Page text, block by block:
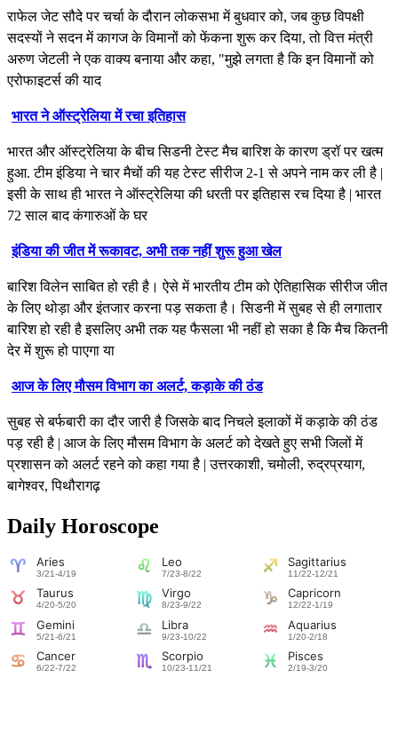
राफेल जेट सौदे पर चर्चा के दौरान लोकसभा में बुधवार को, जब कुछ विपक्षी
सदस्यों ने सदन में कागज के विमानों को फेंकना शुरू कर दिया, तो वित्त मंत्री
अरुण जेटली ने एक वाक्य बनाया और कहा, "मुझे लगता है कि इन विमानों को
एरोफाइटर्स की याद
भारत ने ऑस्ट्रेलिया में रचा इतिहास
भारत और ऑस्ट्रेलिया के बीच सिडनी टेस्ट मैच बारिश के कारण ड्रॉ पर खत्म
हुआ. टीम इंडिया ने चार मैचों की यह टेस्ट सीरीज 2-1 से अपने नाम कर ली है |
इसी के साथ ही भारत ने ऑस्ट्रेलिया की धरती पर इतिहास रच दिया है | भारत
72 साल बाद कंगारुओं के घर
इंडिया की जीत में रूकावट, अभी तक नहीं शुरू हुआ खेल
बारिश विलेन साबित हो रही है। ऐसे में भारतीय टीम को ऐतिहासिक सीरीज जीत
के लिए थोड़ा और इंतजार करना पड़ सकता है। सिडनी में सुबह से ही लगातार
बारिश हो रही है इसलिए अभी तक यह फैसला भी नहीं हो सका है कि मैच कितनी
देर में शुरू हो पाएगा या
आज के लिए मौसम विभाग का अलर्ट, कड़ाके की ठंड
सुबह से बर्फबारी का दौर जारी है जिसके बाद निचले इलाकों में कड़ाके की ठंड
पड़ रही है | आज के लिए मौसम विभाग के अलर्ट को देखते हुए सभी जिलों में
प्रशासन को अलर्ट रहने को कहा गया है | उत्तरकाशी, चमोली, रुद्रप्रयाग,
बागेश्वर, पिथौरागढ़
Daily Horoscope